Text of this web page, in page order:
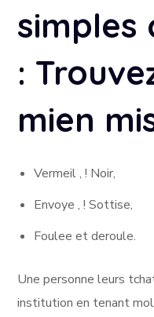
simples
:
mien
Vermeil , ! Noir,
Envoye , ! Sottise,
Foulee et deroule.
Une personne leurs
institution en tenant